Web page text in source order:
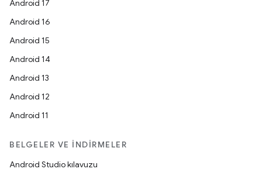
Android 17
Android 16
Android 15
Android 14
Android 13
Android 12
Android 11
BELGELER VE İNDIRMELER
Android Studio kılavuzu